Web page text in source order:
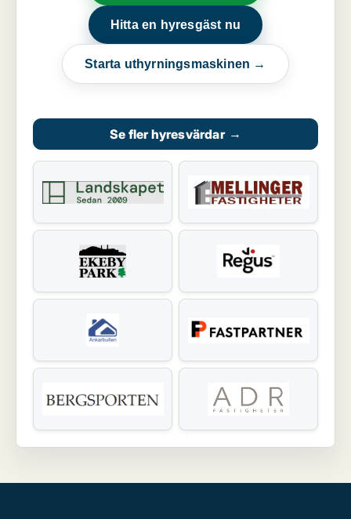
Hitta en hyresgäst nu
Starta uthyrningsmaskinen →
Se fler hyresvärdar →